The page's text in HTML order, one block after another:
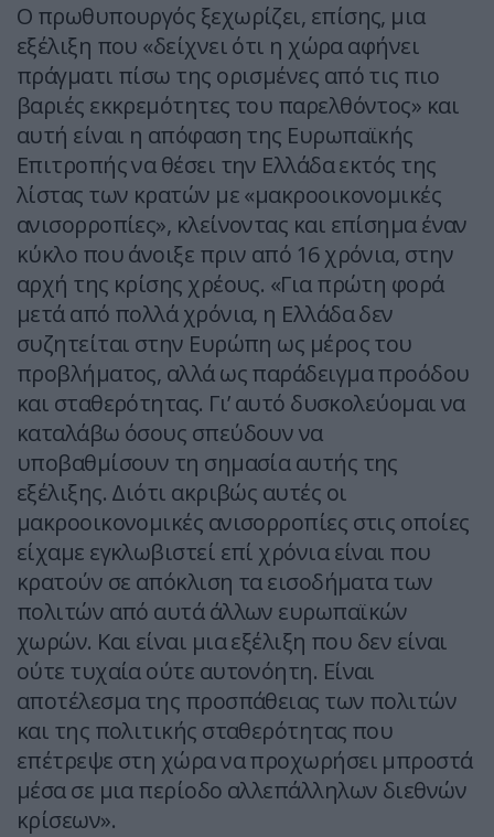
Ο πρωθυπουργός ξεχωρίζει, επίσης, μια
εξέλιξη που «δείχνει ότι η χώρα αφήνει
πράγματι πίσω της ορισμένες από τις πιο
βαριές εκκρεμότητες του παρελθόντος» και
αυτή είναι η απόφαση της Ευρωπαϊκής
Επιτροπής να θέσει την Ελλάδα εκτός της
λίστας των κρατών με «μακροοικονομικές
ανισορροπίες», κλείνοντας και επίσημα έναν
κύκλο που άνοιξε πριν από 16 χρόνια, στην
αρχή της κρίσης χρέους. «Για πρώτη φορά
μετά από πολλά χρόνια, η Ελλάδα δεν
συζητείται στην Ευρώπη ως μέρος του
προβλήματος, αλλά ως παράδειγμα προόδου
και σταθερότητας. Γι’ αυτό δυσκολεύομαι να
καταλάβω όσους σπεύδουν να
υποβαθμίσουν τη σημασία αυτής της
εξέλιξης. Διότι ακριβώς αυτές οι
μακροοικονομικές ανισορροπίες στις οποίες
είχαμε εγκλωβιστεί επί χρόνια είναι που
κρατούν σε απόκλιση τα εισοδήματα των
πολιτών από αυτά άλλων ευρωπαϊκών
χωρών. Και είναι μια εξέλιξη που δεν είναι
ούτε τυχαία ούτε αυτονόητη. Είναι
αποτέλεσμα της προσπάθειας των πολιτών
και της πολιτικής σταθερότητας που
επέτρεψε στη χώρα να προχωρήσει μπροστά
μέσα σε μια περίοδο αλλεπάλληλων διεθνών
κρίσεων».